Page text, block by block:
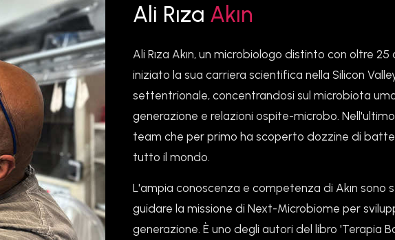
Ali Rıza Akın
Ali Rıza Akın, un microbiologo distinto con oltre
iniziato la sua carriera scientifica nella Silicon
settentrionale, concentrandosi sul microbiota
generazione e relazioni ospite-microbo.
team che per primo ha scoperto dozzine di
tutto il mondo.
L'ampia conoscenza e competenza di Akın
guidare la missione di Next-Microbiome per
generazione. È uno degli autori del libro 'Terapia